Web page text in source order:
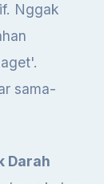
Nggak
sama-
Darah